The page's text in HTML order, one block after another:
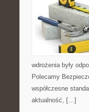
wdrożenia były
Polecamy
współczesne
aktualność, […]